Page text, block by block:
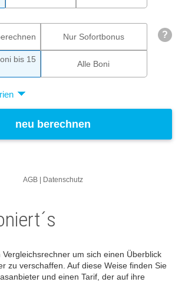
Vergleichsrechner um sich einen Überblick
zu verschaffen. Auf diese Weise finden Sie
und einen Tarif, der auf ihre